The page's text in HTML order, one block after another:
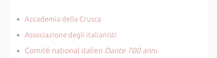
Accademia della Crusca
Associazione degli italianisti
Comité national italien Dante 700 anni